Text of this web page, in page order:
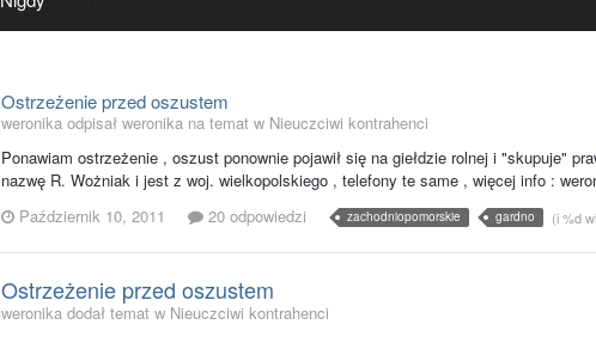
Ostrzeżenie przed oszustem
weronika odpisał weronika na temat w Nieuczciwi kontrahenci
Ponawiam ostrzeżenie , oszust ponownie pojawił się na giełdzie rolnej i "skupuje"
nazwę R. Wożniak i jest z woj. wielkopolskiego , telefony te same , więcej info :
Październik 10, 2011
20 odpowiedzi zachodniopomorskie gardno (i %d
Ostrzeżenie przed oszustem
weronika dodał temat w Nieuczciwi kontrahenci